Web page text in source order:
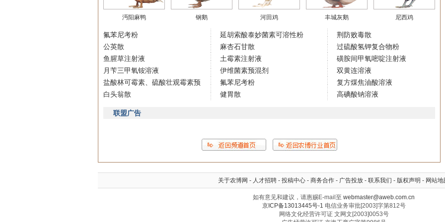
沔阳麻鸭 钢鹅 河田鸡 丰城灰鹅 尼西鸡
氟苯尼考粉
公英散
鱼腥草注射液
月苄三甲氧铵溶液
盐酸林可霉素、硫酸壮观霉素预
白头翁散
延胡索酸泰妙菌素可溶性粉
麻杏石甘散
土霉素注射液
伊维菌素预混剂
氟苯尼考粉
健胃散
荆防败毒散
过硫酸氢钾复合物粉
磺胺间甲氧嘧啶注射液
双黄连溶液
复方煤焦油酸溶液
高碘酸钠溶液
联盟广告
关于农博网 - 人才招聘 - 投稿中心 - 商务合作 - 广告投放 - 联系我们 - 版权声明 - 网站地
如有意见和建议，请惠赐E-mail至 webmaster@aweb.com.cn
京ICP备13013445号-1 电信业务审批[2003]字第812号
网络文化经营许可证 文网文[2003]0053号